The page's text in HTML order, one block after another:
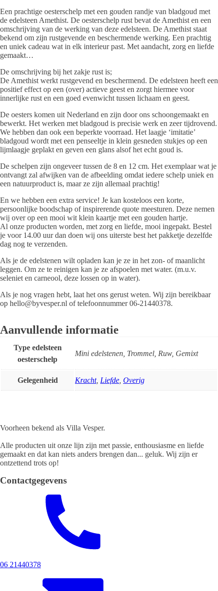
Een prachtige oesterschelp met een gouden randje van bladgoud met
de edelsteen Amethist. De oesterschelp rust bevat de Amethist en een
omschrijving van de werking van deze edelsteen. De Amethist staat
bekend om zijn rustgevende en beschermende werking. Een prachtig
en uniek cadeau wat in elk interieur past. Met aandacht, zorg en liefde
gemaakt…
De omschrijving bij het zakje rust is;
De Amethist werkt rustgevend en beschermend. De edelsteen heeft een
positief effect op een (over) actieve geest en zorgt hiermee voor
innerlijke rust en een goed evenwicht tussen lichaam en geest.
De oesters komen uit Nederland en zijn door ons schoongemaakt en
bewerkt. Het werken met bladgoud is precisie werk en zeer tijdrovend.
We hebben dan ook een beperkte voorraad. Het laagje ‘imitatie’
bladgoud wordt met een penseeltje in klein gesneden stukjes op een
lijmlaagje geplakt en geven een glans alsof het echt goud is.
De schelpen zijn ongeveer tussen de 8 en 12 cm. Het exemplaar wat je
ontvangt zal afwijken van de afbeelding omdat iedere schelp uniek en
een natuurproduct is, maar ze zijn allemaal prachtig!
En we hebben een extra service! Je kan kosteloos een korte,
persoonlijke boodschap of inspirerende quote meesturen. Deze nemen
wij over op een mooi wit klein kaartje met een gouden hartje.
Al onze producten worden, met zorg en liefde, mooi ingepakt. Bestel
je voor 14.00 uur dan doen wij ons uiterste best het pakketje dezelfde
dag nog te verzenden.
Als je de edelstenen wilt opladen kan je ze in het zon- of maanlicht
leggen. Om ze te reinigen kan je ze afspoelen met water. (m.u.v.
seleniet en carneool, deze lossen op in water).
Als je nog vragen hebt, laat het ons gerust weten. Wij zijn bereikbaar
op hello@byvesper.nl of telefoonnummer06-21440378.
Aanvullende informatie
Type edelsteen
oesterschelp
Mini edelstenen, Trommel, Ruw, Gemixt
Gelegenheid Kracht, Liefde Overig
Voorheen bekend als Villa Vesper.
Alle producten uit onze lijn zijn met passie, enthousiasme en liefde
gemaakt en dat kan niets anders brengen dan... geluk. Wij zijn er
ontzettend trots op!
Contactgegevens
06 21440378